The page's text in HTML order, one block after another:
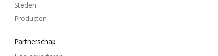
Steden
Producten
Partnerschap